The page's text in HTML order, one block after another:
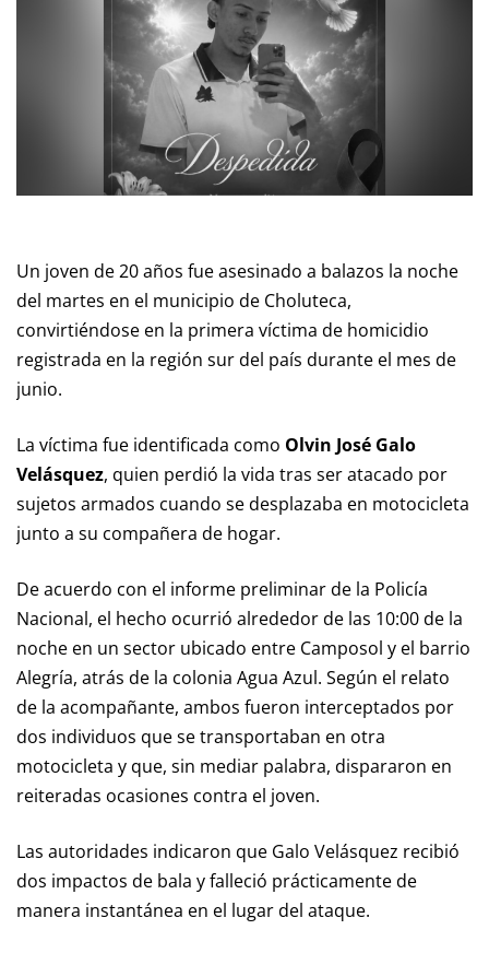
Un joven de 20 años fue asesinado a balazos la noche
del martes en el municipio de Choluteca,
convirtiéndose en la primera víctima de homicidio
registrada en la región sur del país durante el mes de
junio.
La víctima fue identificada como Olvin José Galo
Velásquez, quien perdió la vida tras ser atacado por
sujetos armados cuando se desplazaba en motocicleta
junto a su compañera de hogar.
De acuerdo con el informe preliminar de la Policía
Nacional, el hecho ocurrió alrededor de las 10:00 de la
noche en un sector ubicado entre Camposol y el barrio
Alegría, atrás de la colonia Agua Azul. Según el relato
de la acompañante, ambos fueron interceptados por
dos individuos que se transportaban en otra
motocicleta y que, sin mediar palabra, dispararon en
reiteradas ocasiones contra el joven.
Las autoridades indicaron que Galo Velásquez recibió
dos impactos de bala y falleció prácticamente de
manera instantánea en el lugar del ataque.